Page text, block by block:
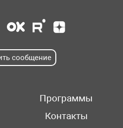
сообщение
Программы
Контакты